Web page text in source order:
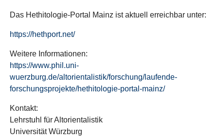
Das Hethitologie-Portal Mainz ist aktuell erreichbar unter:
https://hethport.net/
Weitere Informationen:
https://www.phil.uni-
wuerzburg.de/altorientalistik/forschung/laufende-
forschungsprojekte/hethitologie-portal-mainz/
Kontakt:
Lehrstuhl für Altorientalistik
Universität Würzburg